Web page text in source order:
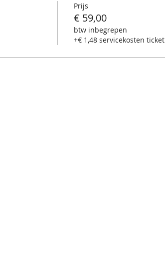
Prijs
€ 59,00
btw inbegrepen
+€ 1,48 servicekosten ticket